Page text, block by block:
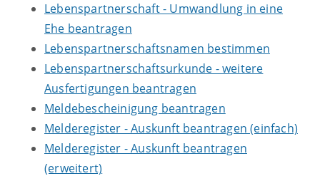
Lebenspartnerschaft - Umwandlung in eine
Ehe beantragen
Lebenspartnerschaftsnamen bestimmen
Lebenspartnerschaftsurkunde - weitere
Ausfertigungen beantragen
Meldebescheinigung beantragen
Melderegister - Auskunft beantragen (einfach)
Melderegister - Auskunft beantragen
(erweitert)